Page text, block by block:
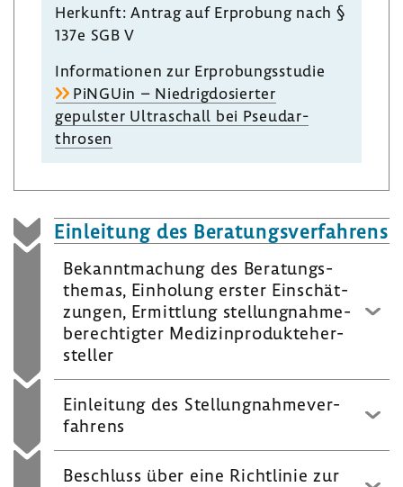
Herkunft: Antrag auf Erpro­bung nach §
137e SGB V
Infor­ma­tionen zur Erpro­bungs­studie
PiNGUin – Nied­rig­do­sierter
gepulster Ultra­schall bei Pseu­dar­
throsen
Einlei­tung des Bera­tungs­ver­fah­rens
Bekannt­ma­chung des Bera­tungs­
themas, Einho­lung erster Einschät­
zungen, Ermitt­lung stel­lung­nah­me­
be­rech­tigter Medi­zin­pro­dukte­her­
steller
Einlei­tung des Stel­lung­nah­me­ver­
fah­rens
Beschluss über eine Richt­linie zur